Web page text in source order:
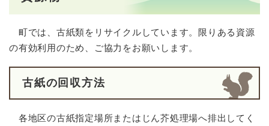
町では、古紙類をリサイクルしています。限りある資源
の有効利用のため、ご協力をお願いします。
古紙の回収方法
各地区の古紙指定場所またはじん芥処理場へ排出してく